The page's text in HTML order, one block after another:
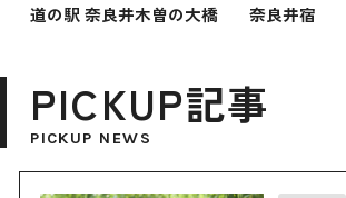
道の駅 奈良井木曽の大橋 奈良井宿
PICKUP記事
PICKUP NEWS